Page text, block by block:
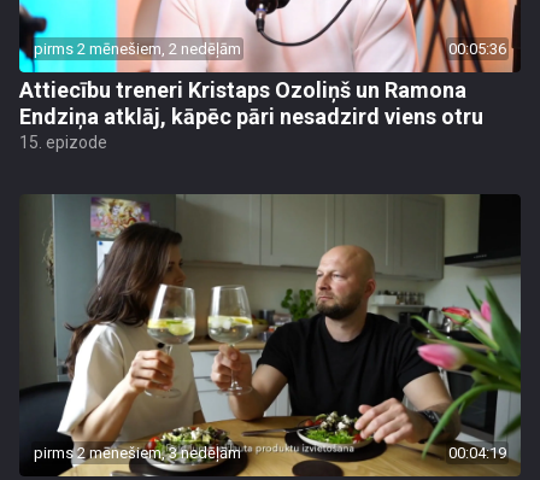
pirms 2 mēnešiem, 2 nedēļām 00:05:36
Attiecību treneri Kristaps Ozoliņš un Ramona
Endziņa atklāj, kāpēc pāri nesadzird viens otru
15. epizode
pirms 2 mēnešiem, 3 nedēļām 00:04:19